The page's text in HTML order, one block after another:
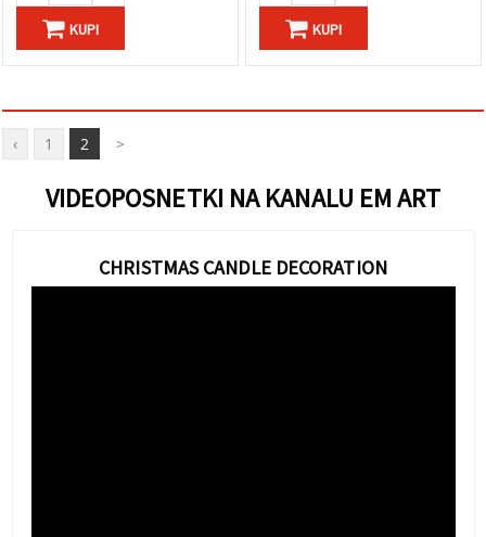
KUPI KUPI
‹ 1 2 >
VIDEOPOSNETKI NA KANALU EM ART
CHRISTMAS CANDLE DECORATION